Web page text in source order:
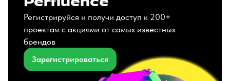
Регистрируйся и получи доступ к 200+
проектам с акциями от самых известных
брендов
Зарегистрироваться